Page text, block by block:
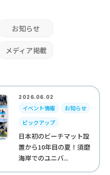
お知らせ
メディア掲載
2026.06.02
イベント情報
お知らせ
ピックアップ
日本初のビーチマット設
置から10年目の夏！須磨
海岸でのユニバ...